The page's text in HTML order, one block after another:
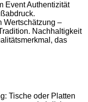
Event Authentizität
Wertschätzung –
Nachhaltigkeit
das
Tische oder Platten